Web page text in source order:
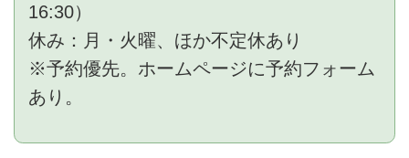
16:30）
休み：月・火曜、ほか不定休あり
※予約優先。ホームページに予約フォーム
あり。